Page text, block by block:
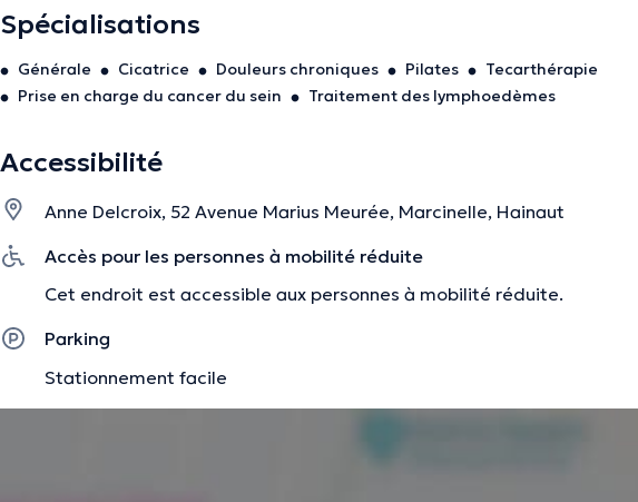
La description a été éditée par l'équipe de Doctoranytime et se base sur des informations vérifiées.
Spécialisations
Générale Cicatrice Douleurs chroniques Pilates
Tecarthérapie
Prise en charge du cancer du sein
Traitement des lymphoedèmes
Accessibilité
Anne Delcroix, 52 Avenue Marius Meurée, Marcinelle, Hainaut
Accès pour les personnes à mobilité réduite
Cet endroit est accessible aux personnes à mobilité réduite.
Parking
Stationnement facile